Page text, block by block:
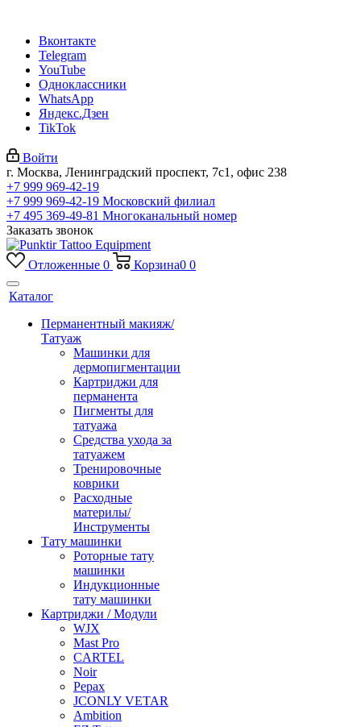
Вконтакте
Telegram
YouTube
Одноклассники
WhatsApp
Яндекс.Дзен
TikTok
Войти
г. Москва, Ленинградский проспект, 7с1, офис 238
+7 999 969-42-19
+7 999 969-42-19 Московский филиал
+7 495 369-49-81 Многоканальный номер
Заказать звонок
Отложенные 0 Корзина0 0
Каталог
Перманентный макияж/
Татуаж
Машинки для
дермопигментации
Картриджи для
перманента
Пигменты для
татуажа
Средства ухода за
татуажем
Тренировочные
коврики
Расходные
материлы/
Инструменты
Тату машинки
Роторные тату
машинки
Индукционные
тату машинки
Картриджи / Модули
WJX
Mast Pro
CARTEL
Noir
Pepax
JCONLY VETAR
Ambition